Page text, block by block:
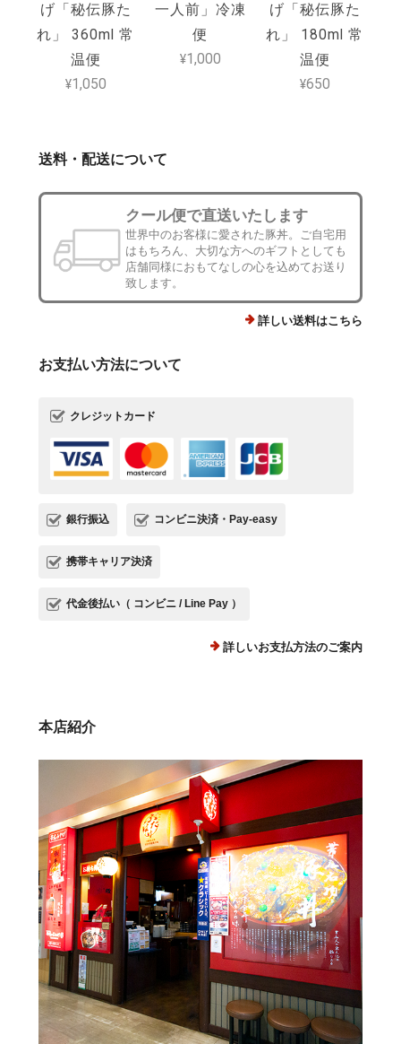
げ「秘伝豚た
れ」 360ml 常
温便
¥1,050
一人前」冷凍
便
¥1,000
げ「秘伝豚た
れ」 180ml 常
温便
¥650
送料・配送について
クール便で直送いたします
世界中のお客様に愛された豚丼。ご自宅用
はもちろん、大切な方へのギフトとしても
店舗同様におもてなしの心を込めてお送り
致します。
詳しい送料はこちら
お支払い方法について
クレジットカード
銀行振込 コンビニ決済・Pay-easy
携帯キャリア決済
代金後払い（ コンビニ / Line Pay ）
詳しいお支払方法のご案内
本店紹介